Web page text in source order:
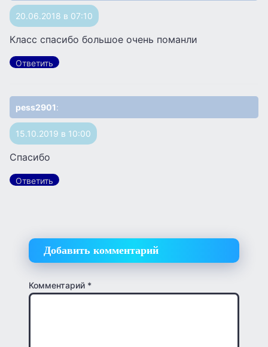
20.06.2018 в 07:10
Класс спасибо большое очень поманли
Ответить
pess2901:
15.10.2019 в 10:00
Спасибо
Ответить
Добавить комментарий
Комментарий *